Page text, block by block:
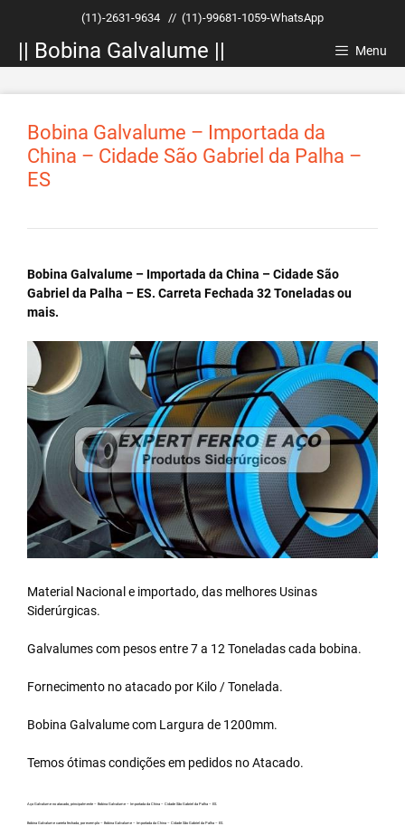
conteúdo
(11)-2631-9634 // (11)-99681-1059-WhatsApp
|| Bobina Galvalume || Menu
Bobina Galvalume – Importada da
China – Cidade São Gabriel da Palha –
ES
Bobina Galvalume – Importada da China – Cidade São
Gabriel da Palha – ES. Carreta Fechada 32 Toneladas ou
mais.
Material Nacional e importado, das melhores Usinas
Siderúrgicas.
Galvalumes com pesos entre 7 a 12 Toneladas cada bobina.
Fornecimento no atacado por Kilo / Tonelada.
Bobina Galvalumecom Largura de 1200mm.
Temos ótimas condições em pedidos no Atacado.
Aço Galvalume no atacado, principalmente – Bobina Galvalume – Importada da China – Cidade São Gabriel da Palha – ES.
Bobina Galvalume carreta fechada, por exemplo – Bobina Galvalume – Importada da China – Cidade São Gabriel da Palha – ES.